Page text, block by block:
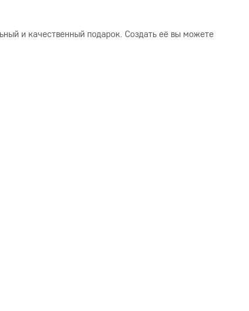
и качественный подарок. Создать её вы можете